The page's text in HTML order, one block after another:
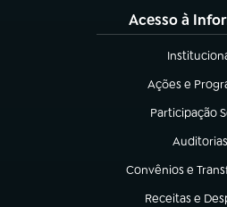
Acesso à
(abre em
Ações e
(abre em nova
Participação
(abre em
Auditorias
(abre em
Convênios e
(abre em nova
Receitas e